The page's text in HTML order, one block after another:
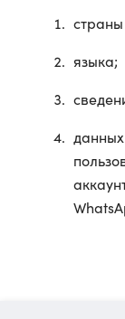
языка;